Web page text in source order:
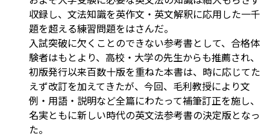
収録し、文法知識を英作文・英文解釈に応用した一千
題を超える練習問題をはさんだ。
入試突破に欠くことのできない参考書として、合格体
験者はもとより、高校・大学の先生からも推薦され、
初版発行以来百数十版を重ねた本書は、時に応じてた
えず改訂を加えてきたが、今回、毛利教授により文
例・用語・説明など全篇にわたって補筆訂正を施し、
名実ともに新しい時代の英文法参考書の決定版となっ
た。